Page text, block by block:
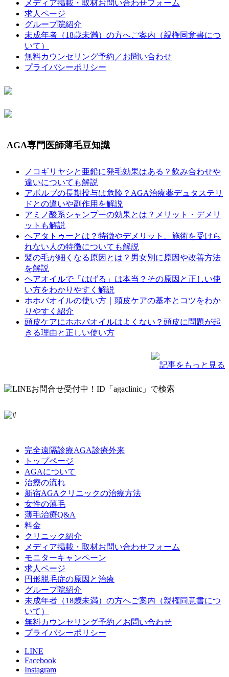
メディア掲載・取材お問い合わせフォーム
求人ページ
グループ院紹介
未成年者（18歳未満）の方へご案内（親権同意書につ
いて）
無料カウンセリング予約／お問い合わせ
プライバシーポリシー
AGA専門医師薄毛豆知識
ノコギリヤシと亜鉛に発毛効果はある？飲み合わせや
違いについても解説
アボルブの長期投与は危険？AGA治療薬デュタステリ
ドとの違いや副作用を解説
アミノ酸系シャンプーの効果とは？メリット・デメリ
ットも解説
ヘアタトゥーとは？特徴やデメリット、施術を受けら
れない人の特徴についても解説
髪の毛が細くなる原因とは？男女別に原因や改善方法
を解説
ヘアオイルで「はげる」は本当？その原因と正しい使
い方をわかりやすく解説
ホホバオイルの使い方｜頭皮ケアの基本とコツをわか
りやすく紹介
頭皮ケアにホホバオイルはよくない？頭皮に問題が起
きる理由と正しい使い方
記事をもっと見る
完全遠隔診療AGA診療外来
トップページ
AGAについて
治療の流れ
新宿AGAクリニックの治療方法
女性の薄毛
薄毛治療Q&A
料金
クリニック紹介
メディア掲載・取材お問い合わせフォーム
モニターキャンペーン
求人ページ
円形脱毛症の原因と治療
グループ院紹介
未成年者（18歳未満）の方へご案内（親権同意書につ
いて）
無料カウンセリング予約／お問い合わせ
プライバシーポリシー
LINE
Facebook
Instagram